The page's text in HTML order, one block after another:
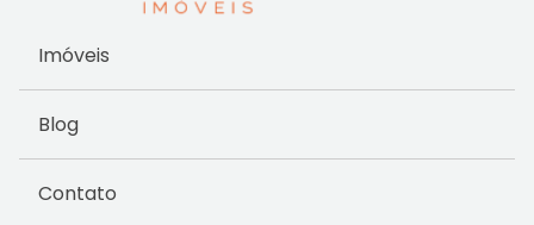
Imóveis
Blog
Contato